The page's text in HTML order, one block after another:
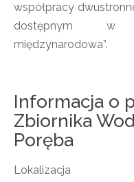
współpracy
dostępnym w
międzynarodowa”.
Informacja o
Zbiornika
Poręba
Lokalizacja